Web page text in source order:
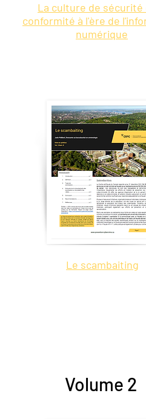
La culture de sécurité
conformité à l'ère de
numérique
Le scambaiting
Volume 2